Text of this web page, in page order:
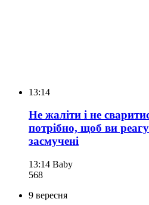
13:14
Не жаліти і не
потрібно, щоб ви
засмучені
13:14 Baby
568
9 вересня